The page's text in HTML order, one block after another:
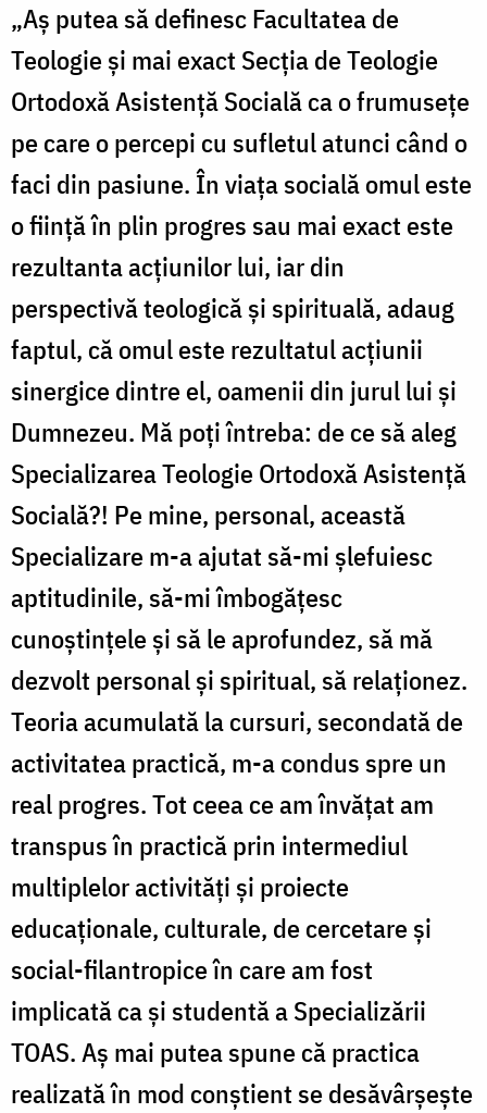
din
cadrul
Facultății
de
Teologie
Ortodoxă
din
Iași?
„Aș putea să definesc Facultatea de
Teologie și mai exact Secția de Teologie
Ortodoxă Asistență Socială ca o frumusețe
pe care o percepi cu sufletul atunci când o
faci din pasiune. În viața socială omul este
o ființă în plin progres sau mai exact este
rezultanta acțiunilor lui, iar din
perspectivă teologică și spirituală, adaug
faptul, că omul este rezultatul acțiunii
sinergice dintre el, oamenii din jurul lui și
Dumnezeu. Mă poți întreba: de ce să aleg
Specializarea Teologie Ortodoxă Asistență
Socială?! Pe mine, personal, această
Specializare m-a ajutat să-mi șlefuiesc
aptitudinile, să-mi îmbogățesc
cunoștințele și să le aprofundez, să mă
dezvolt personal și spiritual, să relaționez.
Teoria acumulată la cursuri, secondată de
activitatea practică, m-a condus spre un
real progres. Tot ceea ce am învățat am
transpus în practică prin intermediul
multiplelor activități și proiecte
educaționale, culturale, de cercetare și
social-filantropice în care am fost
implicată ca și studentă a Specializării
TOAS. Aș mai putea spune că practica
realizată în mod conștient se desăvârșește